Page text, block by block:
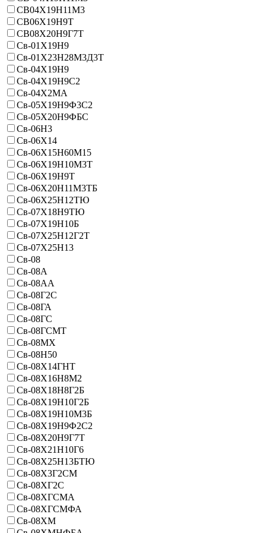
СВ04Х19Н11М3
СВ06Х19Н9Т
СВ08Х20Н9Г7Т
Св-01Х19Н9
Св-01Х23Н28М3Д3Т
Св-04Х19Н9
Св-04Х19Н9С2
Св-04Х2МА
Св-05Х19Н9Ф3С2
Св-05Х20Н9ФБС
Св-06Н3
Св-06Х14
Св-06Х15Н60М15
Св-06Х19Н10М3Т
Св-06Х19Н9Т
Св-06Х20Н11М3ТБ
Св-06Х25Н12ТЮ
Св-07Х18Н9ТЮ
Св-07Х19Н10Б
Св-07Х25Н12Г2Т
Св-07Х25Н13
Св-08
Св-08А
Св-08АА
Св-08Г2С
Св-08ГА
Св-08ГС
Св-08ГСМТ
Св-08МХ
Св-08Н50
Св-08Х14ГНТ
Св-08Х16Н8М2
Св-08Х18Н8Г2Б
Св-08Х19Н10Г2Б
Св-08Х19Н10М3Б
Св-08Х19Н9Ф2С2
Св-08Х20Н9Г7Т
Св-08Х21Н10Г6
Св-08Х25Н13БТЮ
Св-08Х3Г2СМ
Св-08ХГ2С
Св-08ХГСМА
Св-08ХГСМФА
Св-08ХМ